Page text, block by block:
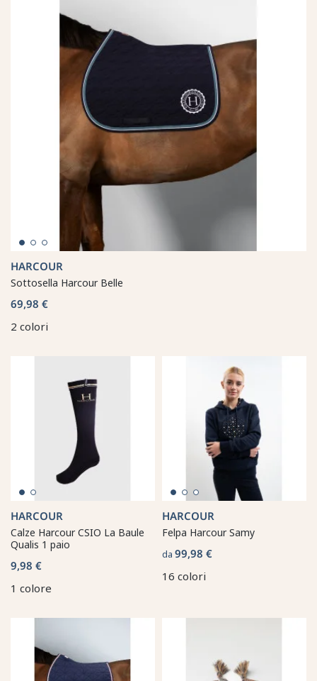
HARCOUR
Sottosella Harcour Belle
69,98 €
2 colori
HARCOUR
Calze Harcour CSIO La Baule
Qualis 1 paio
9,98 €
1 colore
HARCOUR
Felpa Harcour Samy
da 99,98 €
16 colori